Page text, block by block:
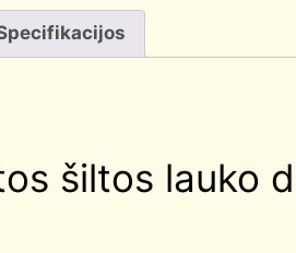
šiltos lauko